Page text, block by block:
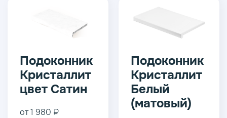
Подоконник
Кристаллит
цвет Сатин
от 1 980 ₽
Подоконник
Кристаллит
Белый
(матовый)